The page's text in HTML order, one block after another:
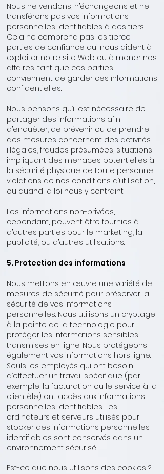
Nous ne vendons, n’échangeons et ne
transférons pas vos informations
personnelles identifiables à des tiers.
Cela ne comprend pas les tierce
parties de confiance qui nous aident à
exploiter notre site Web ou à mener nos
affaires, tant que ces parties
conviennent de garder ces informations
confidentielles.
Nous pensons qu’il est nécessaire de
partager des informations afin
d’enquêter, de prévenir ou de prendre
des mesures concernant des activités
illégales, fraudes présumées, situations
impliquant des menaces potentielles à
la sécurité physique de toute personne,
violations de nos conditions d’utilisation,
ou quand la loi nous y contraint.
Les informations non-privées,
cependant, peuvent être fournies à
d’autres parties pour le marketing, la
publicité, ou d’autres utilisations.​
5. Protection des informations
Nous mettons en œuvre une variété de
mesures de sécurité pour préserver la
sécurité de vos informations
personnelles. Nous utilisons un cryptage
à la pointe de la technologie pour
protéger les informations sensibles
transmises en ligne. Nous protégeons
également vos informations hors ligne.
Seuls les employés qui ont besoin
d’effectuer un travail spécifique (par
exemple, la facturation ou le service à la
clientèle) ont accès aux informations
personnelles identifiables. Les
ordinateurs et serveurs utilisés pour
stocker des informations personnelles
identifiables sont conservés dans un
environnement sécurisé.
Est-ce que nous utilisons des cookies ?